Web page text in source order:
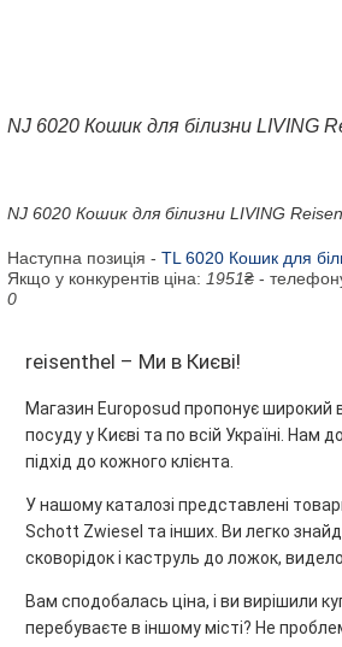
NJ 6020 Кошик для білизни LIVING
NJ 6020 Кошик для білизни LIVING
Наступна позиція - TL 6020 Кошик для
Якщо у конкурентів ціна: 1951₴ -
0
reisenthel – Ми в Києві!
Магазин Europosud пропонує широкий
посуду у Києві та по всій Україні. Нам
підхід до кожного клієнта.
У нашому каталозі представлені
Schott Zwiesel та інших. Ви легко
сковорідок і каструль до ложок,
Вам сподобалась ціна, і ви вирішили
перебуваєте в іншому місті? Не